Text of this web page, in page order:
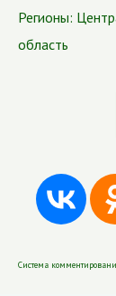
Регионы:
область
Система